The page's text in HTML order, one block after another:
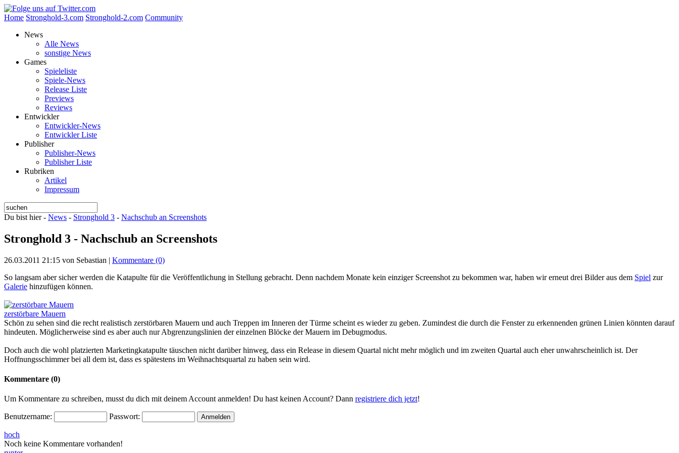
Home Stronghold-3.com Stronghold-2.com Community
News
Alle News
sonstige News
Games
Spieleliste
Spiele-News
Release Liste
Previews
Reviews
Entwickler
Entwickler-News
Entwickler Liste
Publisher
Publisher-News
Publisher Liste
Rubriken
Artikel
Impressum
Du bist hier - News - Stronghold 3 - Nachschub an Screenshots
Stronghold 3 - Nachschub an Screenshots
26.03.2011 21:15 von Sebastian | Kommentare (0)
So langsam aber sicher werden die Katapulte für die Veröffentlichung in Stellung gebracht. Denn nachdem Monate kein einziger Screenshot zu bekommen war, haben wir erneut drei Bilder aus dem Spiel zur
Galerie hinzufügen können.
zerstörbare Mauern
Schön zu sehen sind die recht realistisch zerstörbaren Mauern und auch Treppen im Inneren der Türme scheint es wieder zu geben. Zumindest die durch die Fenster zu erkennenden grünen Linien könnten darauf
hindeuten. Möglicherweise sind es aber auch nur Abgrenzungslinien der einzelnen Blöcke der Mauern im Debugmodus.
Doch auch die wohl platzierten Marketingkatapulte täuschen nicht darüber hinweg, dass ein Release in diesem Quartal nicht mehr möglich und im zweiten Quartal auch eher unwahrscheinlich ist. Der
Hoffnungsschimmer bei all dem ist, dass es spätestens im Weihnachtsquartal zu haben sein wird.
Kommentare (0)
Um Kommentare zu schreiben, musst du dich mit deinem Account anmelden! Du hast keinen Account? Dann registriere dich jetzt!
Benutzername: Passwort:
hoch
Noch keine Kommentare vorhanden!